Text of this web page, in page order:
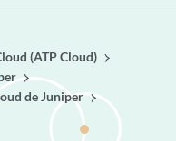
(ATP Cloud)
de Juniper